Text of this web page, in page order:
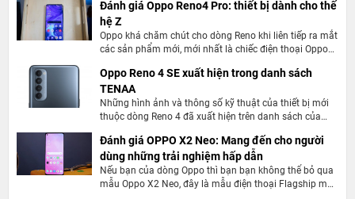
Đánh giá Oppo Reno4 Pro: thiết bị dành cho thế
hệ Z
Oppo khá chăm chút cho dòng Reno khi liên tiếp ra mắt
các sản phẩm mới, mới nhất là chiếc điện thoại Oppo
Oppo Reno 4 SE xuất hiện trong danh sách
TENAA
Những hình ảnh và thông số kỹ thuật của thiết bị mới
thuộc dòng Reno 4 đã xuất hiện trên danh sách của
sẽ là Oppo Reno 4 SE.
Đánh giá OPPO X2 Neo: Mang đến cho người
dùng những trải nghiệm hấp dẫn
Nếu bạn của dòng Oppo thì bạn bạn không thể bỏ qua
mẫu Oppo X2 Neo, đây là mẫu điện thoại Flagship mới